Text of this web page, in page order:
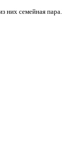
них семейная пара.